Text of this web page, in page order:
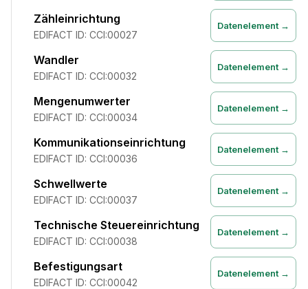
Zähleinrichtung
EDIFACT ID: CCI:00027
Datenelement →
Wandler
EDIFACT ID: CCI:00032
Datenelement →
Mengenumwerter
EDIFACT ID: CCI:00034
Datenelement →
Kommunikationseinrichtung
EDIFACT ID: CCI:00036
Datenelement →
Schwellwerte
EDIFACT ID: CCI:00037
Datenelement →
Technische Steuereinrichtung
EDIFACT ID: CCI:00038
Datenelement →
Befestigungsart
EDIFACT ID: CCI:00042
Datenelement →